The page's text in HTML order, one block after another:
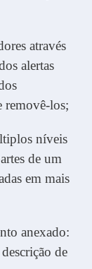
através
alertas
removê-los;
níveis
de um
em mais
anexado:
de